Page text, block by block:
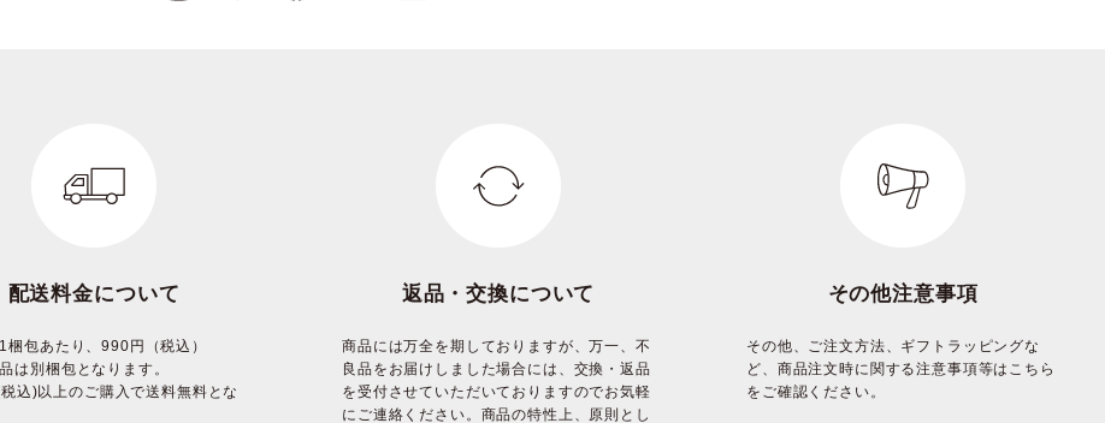
配送料金について
梱包あたり、990円（税込）
は別梱包となります。
込)以上のご購入で送料無料とな
返品・交換について
商品には万全を期しておりますが、万一、不
良品をお届けしました場合には、交換・返品
を受付させていただいておりますのでお気軽
にご連絡ください。商品の特性上、原則とし
その他注意事項
その他、ご注文方法、ギフトラッピングな
ど、商品注文時に関する注意事項等はこちら
をご確認ください。